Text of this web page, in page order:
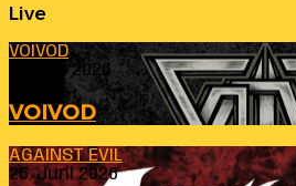
Live
VOIVOD
23. Juli 2026
VOIVOD
AGAINST EVIL
26. Juni 2026